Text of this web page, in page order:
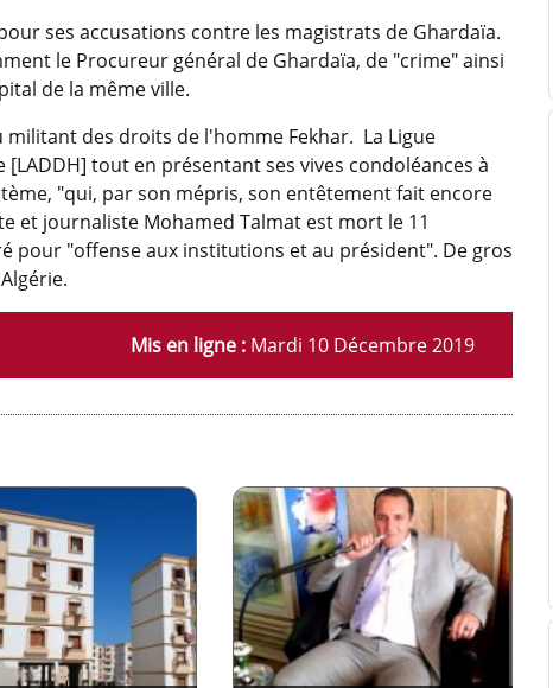
ses accusations contre les magistrats de Ghardaïa.
le Procureur général de Ghardaïa, de "crime" ainsi
de la même ville.
des droits de l'homme Fekhar. La Ligue
tout en présentant ses vives condoléances à
"qui, par son mépris, son entêtement fait encore
et journaliste Mohamed Talmat est mort le 11
pour "offense aux institutions et au président". De gros
Mis en ligne : Mardi 10 Décembre 2019